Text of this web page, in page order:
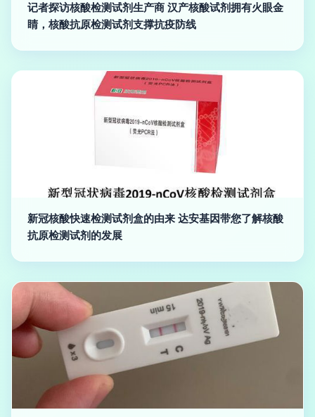
记者探访核酸检测试剂生产商 汉产核酸试剂拥有火眼金
睛，核酸抗原检测试剂支撑抗疫防线
新冠核酸快速检测试剂盒的由来 达安基因带您了解核酸
抗原检测试剂的发展